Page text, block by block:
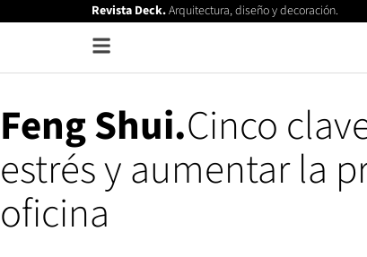
Revista Deck.Arquitectura, diseño y decoración.
Feng Shui.Cinco
estrés y aumentar la
oficina